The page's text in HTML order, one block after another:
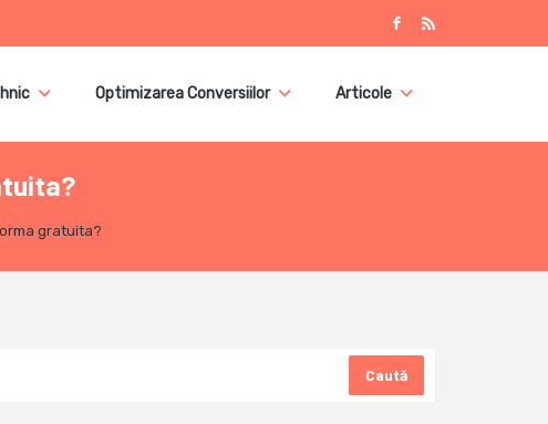
Optimizarea Conversiilor Articole
gratuita?
Caută